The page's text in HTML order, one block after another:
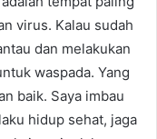
virus. Kalau sudah
dan melakukan
waspada. Yang
baik. Saya imbau
hidup sehat, jaga